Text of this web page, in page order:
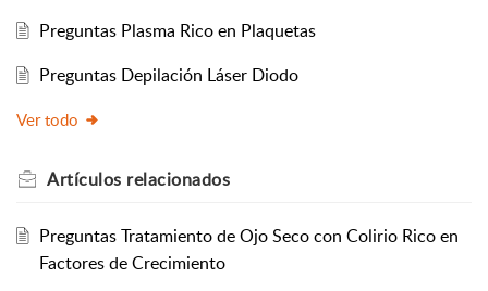
Preguntas Plasma Rico en Plaquetas
Preguntas Depilación Láser Diodo
Ver todo
Artículos relacionados
Preguntas Tratamiento de Ojo Seco con Colirio Rico en
Factores de Crecimiento